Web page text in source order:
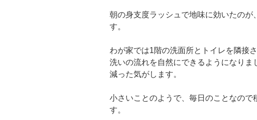
朝の身支度ラッシュで地味に効いたのが
す。
わが家では1階の洗面所とトイレを隣接
洗いの流れを自然にできるようになりま
減った気がします。
小さいことのようで、毎日のことなので
す。